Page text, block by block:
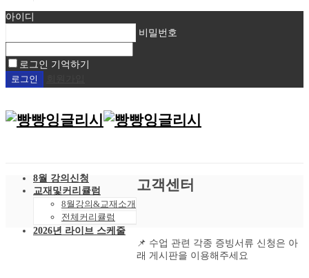
아이디
비밀번호
로그인 기억하기
8월 강의신청
교재및커리큘럼
8월강의&교재소개
전체커리큘럼
2026년 라이브 스케줄
고객센터
📌 수업 관련 각종 증빙서류 신청은 아
래 게시판을 이용해주세요